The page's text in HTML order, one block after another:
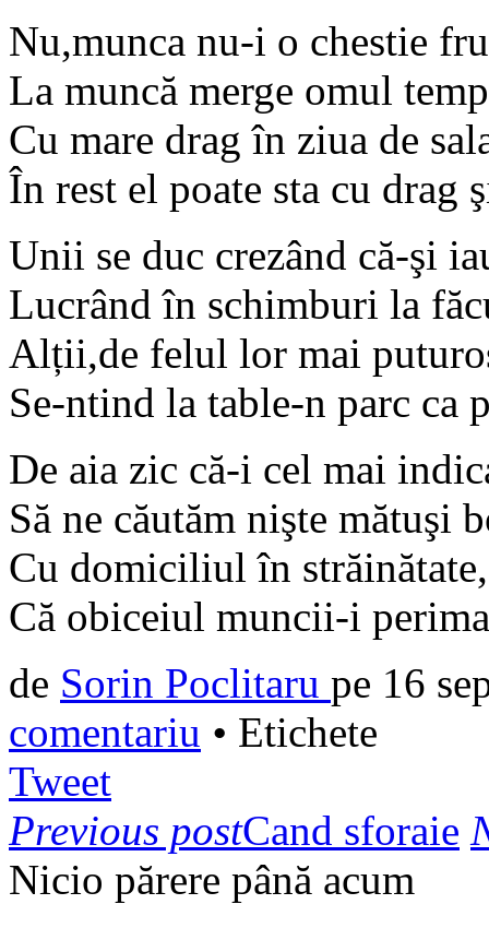
Nu,munca nu-i o chestie
La muncă merge omul
Cu mare drag în ziua de
În rest el poate sta cu drag
Unii se duc crezând că-şi
Lucrând în schimburi la
Alții,de felul lor mai
Se-ntind la table-n parc ca
De aia zic că-i cel mai
Să ne căutăm nişte mătuşi
Cu domiciliul în străinătate,
Că obiceiul muncii-i
de Sorin Poclitaru pe 16
comentariu • Etichete
Tweet
Previous postCand sforaie
Nicio părere până acum